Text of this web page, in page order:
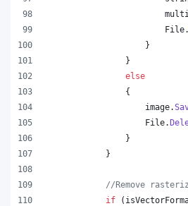
File.
}
}
else
{
image.
File.
}
}
//Remove
if
(